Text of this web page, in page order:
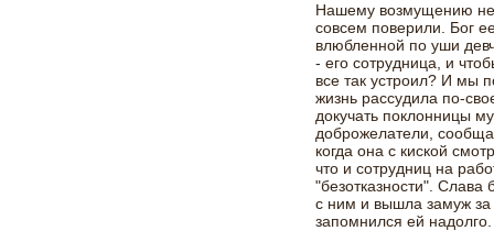
Нашему возмущению
совсем поверили. Бог
влюбленной по уши
- его сотрудница, и
все так устроил? И мы
жизнь рассудила по-
докучать поклонницы
доброжелатели,
когда она с киской
что и сотрудниц на
"безотказности". Слава
с ним и вышла замуж
запомнился ей надолго.